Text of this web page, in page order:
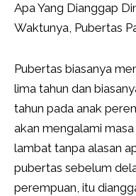
Apa Yang Dianggap
Waktunya, Pubertas
Pubertas biasanya
lima tahun dan
tahun pada anak
akan mengalami
lambat tanpa alasan
pubertas sebelum
perempuan, itu